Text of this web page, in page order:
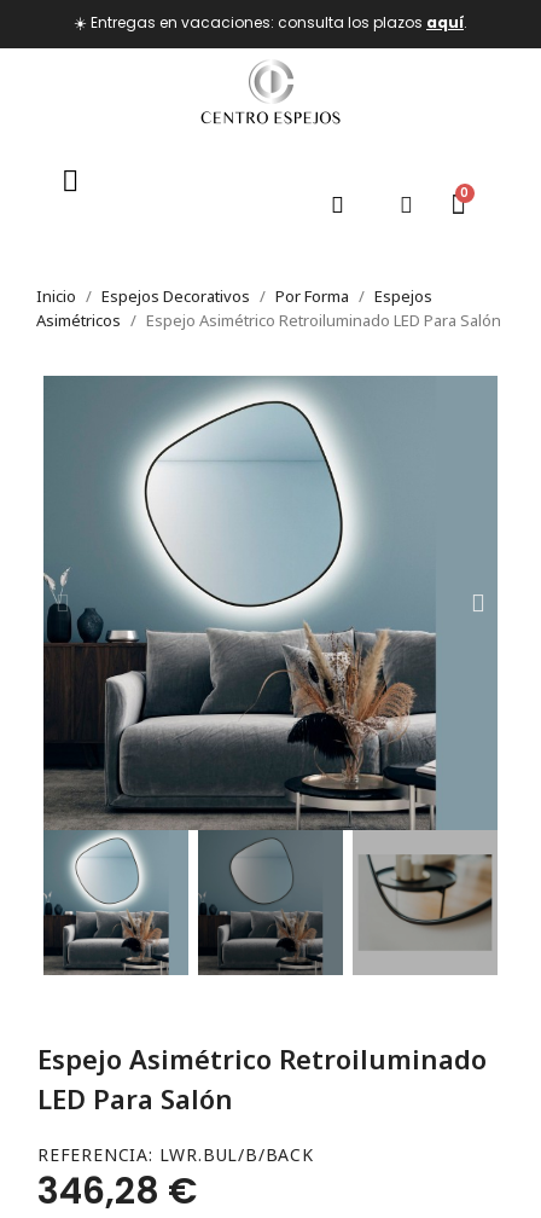
☀️ Entregas en vacaciones: consulta los plazos aquí.
Inicio Espejos Decorativos Por Forma
Espejos
Asimétricos
Espejo Asimétrico Retroiluminado LED Para Salón
Espejo Asimétrico Retroiluminado
LED Para Salón
REFERENCIA LWR.BUL/B/BACK
346,28 €